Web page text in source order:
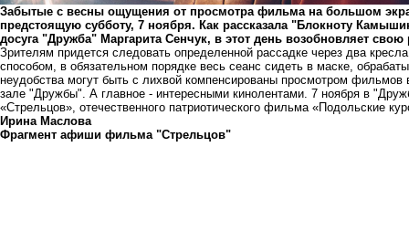
Забытые с весны ощущения от просмотра фильма на большом
предстоящую субботу, 7 ноября. Как рассказала "Блокноту
досуга "Дружба" Маргарита Сенчук, в этот день возобновляет
Зрителям придется следовать определенной рассадке через два
способом, в обязательном порядке весь сеанс сидеть в маске,
неудобства могут быть с лихвой компенсированы просмотром
зале "Дружбы". А главное - интересными кинолентами. 7 ноября в
«Стрельцов», отечественного патриотического фильма «Подольские
Ирина Маслова
Фрагмент афиши фильма "Стрельцов"